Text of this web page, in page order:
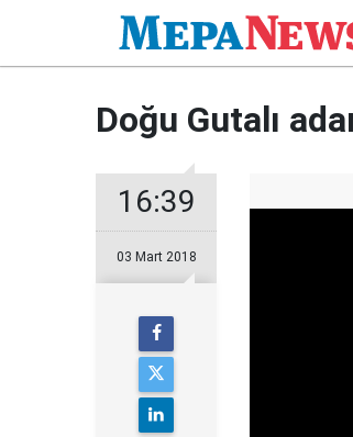
Doğu Gutalı
16:39
03 Mart 2018